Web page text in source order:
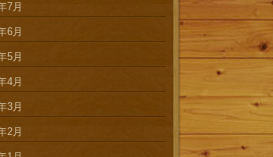
7月
6月
5月
4月
3月
2月